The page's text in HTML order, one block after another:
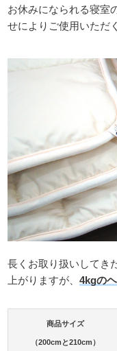
お休みになられる寝室
せによりご使用いただ
長くお取り扱いしてき
上がりますが、4kgの
商品サイズ
（200cmと210cm）